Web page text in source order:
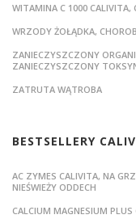
WITAMINA C 1000 CALIVITA,
WRZODY ŻOŁĄDKA,
ZANIECZYSZCZONY
ZANIECZYSZCZONY
ZATRUTA WĄTROBA
BESTSELLERY
AC ZYMES CALIVITA, NA
NIEŚWIEŻY ODDECH
CALCIUM MAGNESIUM PLUS